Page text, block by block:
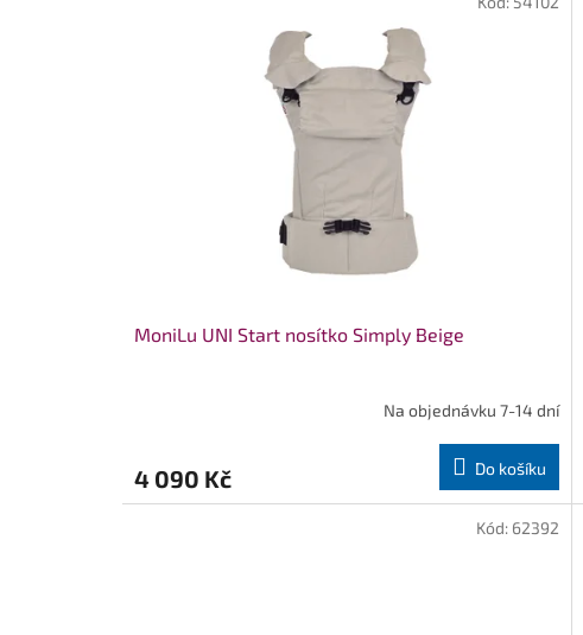
MoniLu UNI Start nosítko Simply Beige
Na objednávku 7-14 dní
4 090 Kč Do košíku
Kód: 62392